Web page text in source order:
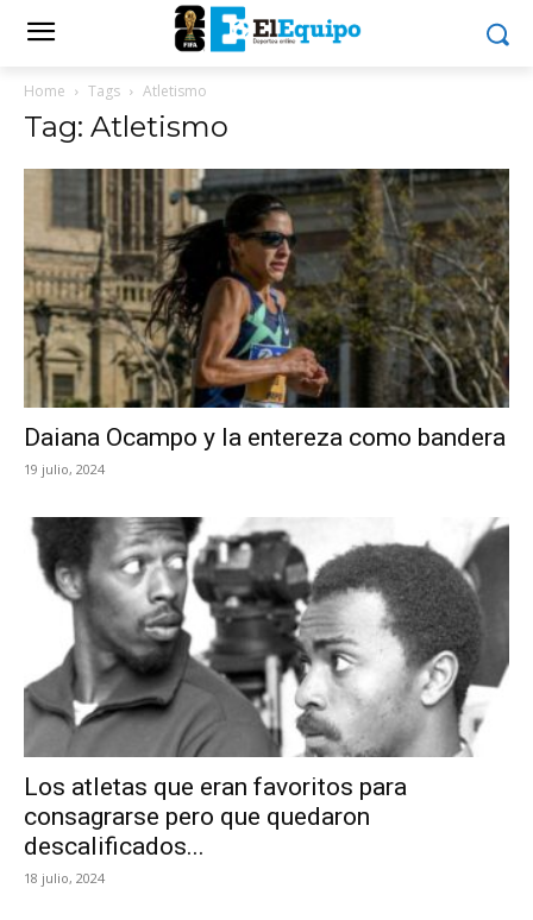
Home Tags Atletismo
Tag: Atletismo
Daiana Ocampo y la entereza como bandera
19 julio, 2024
Los atletas que eran favoritos para
consagrarse pero que quedaron
descalificados...
18 julio, 2024